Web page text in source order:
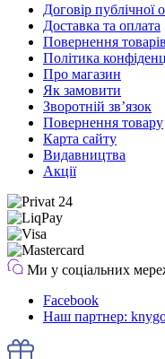
Договір публічної
Доставка та оплата
Повернення товарів
Політика
Про магазин
Як замовити
Зворотній зв’язок
Повернення товару
Карта сайту
Видавництва
Акції
Ми у соціальних
Facebook
Наш партнер: